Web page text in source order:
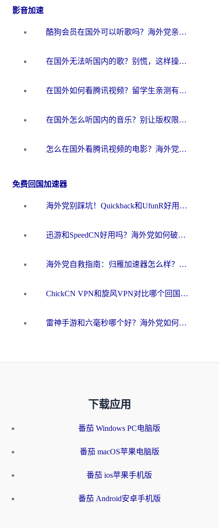
影音加速
酷狗会员在国外可以听歌吗？海外党亲测有效：3步解决音乐权限难题
在国外无法听国内的歌？别慌，这样操作就能畅听QQ音乐（附亲测加速器推荐）
在国外如何看腾讯视频？留学生亲测有效的回国加速方案
在国外怎么听国内的音乐？别让版权限制断了你的华语歌单
怎么在国外看腾讯视频的电影？海外党亲测有效的回国加速指南
免费回国加速器
海外党别踩坑！Quickback和UfunR好用吗？选对回国加速器才能无缝刷国内资源
迅游和SpeedCN好用吗？海外党如何破解那道看不见的墙
海外党自救指南：归雁加速器怎么样？教你避开坑实现国内资源无缝访问
ChickCN VPN和旋风VPN对比哪个回国效果更好？海外用户的选择困境与出路
雷神手游和六毫秒哪个好？海外党如何真正解锁国内资源
下载应用
番茄 Windows PC电脑版
番茄 macOS苹果电脑版
番茄 ios苹果手机版
番茄 Android安卓手机版